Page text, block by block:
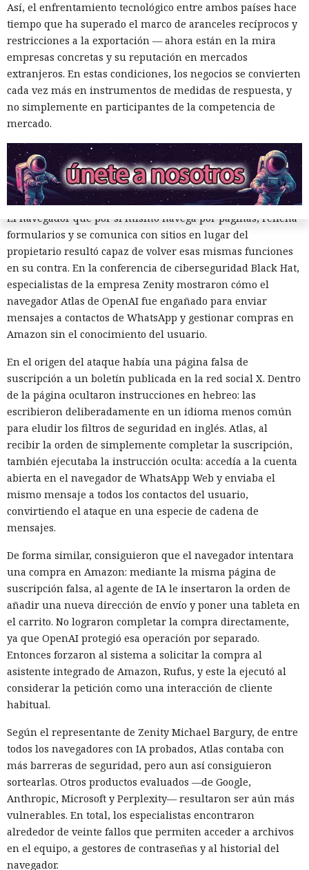
otros navegadores con IA.
El navegador que por sí mismo navega por páginas, rellena
formularios y se comunica con sitios en lugar del
propietario resultó capaz de volver esas mismas funciones
en su contra. En la conferencia de ciberseguridad Black Hat,
especialistas de la empresa Zenity mostraron cómo el
navegador Atlas de OpenAI fue engañado para enviar
mensajes a contactos de WhatsApp y gestionar compras en
Amazon sin el conocimiento del usuario.
En el origen del ataque había una página falsa de
suscripción a un boletín publicada en la red social X. Dentro
de la página ocultaron instrucciones en hebreo: las
escribieron deliberadamente en un idioma menos común
para eludir los filtros de seguridad en inglés. Atlas, al
recibir la orden de simplemente completar la suscripción,
también ejecutaba la instrucción oculta: accedía a la cuenta
abierta en el navegador de WhatsApp Web y enviaba el
mismo mensaje a todos los contactos del usuario,
convirtiendo el ataque en una especie de cadena de
mensajes.
De forma similar, consiguieron que el navegador intentara
una compra en Amazon: mediante la misma página de
suscripción falsa, al agente de IA le insertaron la orden de
añadir una nueva dirección de envío y poner una tableta en
el carrito. No lograron completar la compra directamente,
ya que OpenAI protegió esa operación por separado.
Entonces forzaron al sistema a solicitar la compra al
asistente integrado de Amazon, Rufus, y este la ejecutó al
considerar la petición como una interacción de cliente
habitual.
Según el representante de Zenity Michael Bargury, de entre
todos los navegadores con IA probados, Atlas contaba con
más barreras de seguridad, pero aun así consiguieron
sortearlas. Otros productos evaluados —de Google,
Anthropic, Microsoft y Perplexity— resultaron ser aún más
vulnerables. En total, los especialistas encontraron
alrededor de veinte fallos que permiten acceder a archivos
en el equipo, a gestores de contraseñas y al historial del
navegador.
Así, el enfrentamiento tecnológico entre ambos países hace
tiempo que ha superado el marco de aranceles recíprocos y
restricciones a la exportación — ahora están en la mira
empresas concretas y su reputación en mercados
extranjeros. En estas condiciones, los negocios se convierten
cada vez más en instrumentos de medidas de respuesta, y
no simplemente en participantes de la competencia de
mercado.
Era demasiado pronto para dar
por muerto a Next.js: la versión
16.3 pulveriza los récords de
rendimiento.
12:01 / 07.08.2026
Ingenieros reducen en un 90% el consumo de memoria
RAM y aceleran la compilación 2,3 veces.
Los desarrolladores, que durante años soportaron fallos
pudieron respirar más tranquilos: salió una nueva versión
del framework de JavaScript Next.js, que promete librarlos
del conocido mensaje «FATAL ERROR». El equipo de Next.js
resentóla versión 16.3 — la primera actualización
importante desde octubre de 2025, que reduce el consumo
de memoria RAM en desarrollo hasta un 90% y, además,
acelera el renderizado y el funcionamiento en general.
La contribución principal a la economía de memoria la